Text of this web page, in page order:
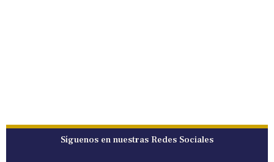
Síguenos en nuestras Redes Sociales